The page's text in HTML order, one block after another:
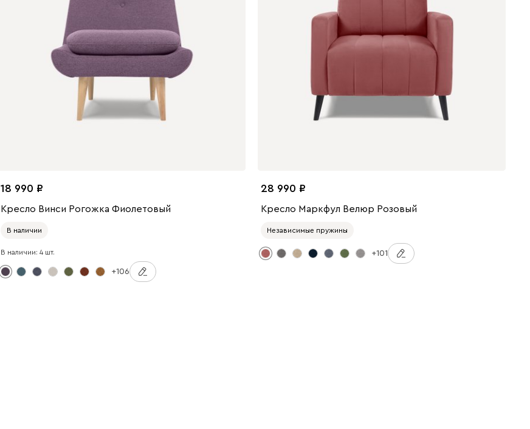
18 990
Кресло Винси Рогожка Фиолетовый
В наличии
В наличии: 4 шт.
+106
28 990
Кресло Маркфул Велюр Розовый
Независимые пружины
+101